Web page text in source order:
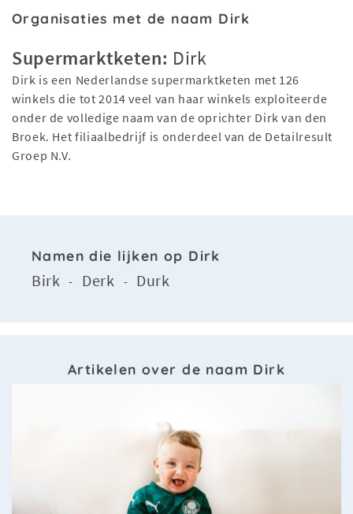
Organisaties met de naam Dirk
Supermarktketen: Dirk
Dirk is een Nederlandse supermarktketen met 126
winkels die tot 2014 veel van haar winkels exploiteerde
onder de volledige naam van de oprichter Dirk van den
Broek. Het filiaalbedrijf is onderdeel van de Detailresult
Groep N.V.
Namen die lijken op Dirk
Birk - Derk - Durk
Artikelen over de naam Dirk